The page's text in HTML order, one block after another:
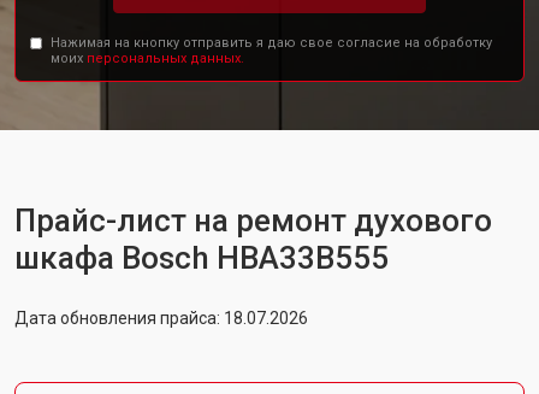
Нажимая на кнопку отправить я даю свое согласие на обработку
моих персональных данных.
Прайс-лист на ремонт духового
шкафа Bosch HBA33B555
Дата обновления прайса: 18.07.2026